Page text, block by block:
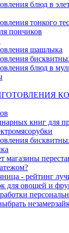
блюд в
тонкого
пончиков
шашлыка
блюд в
книг для
магазины
- рейтинг
для овощей и